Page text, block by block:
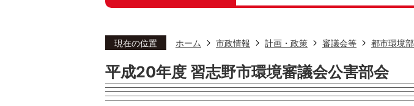
現在の位置 ホーム 市政情報 計画・政策 審議会等 都市環境部
平成20年度 習志野市環境審議会公害部会